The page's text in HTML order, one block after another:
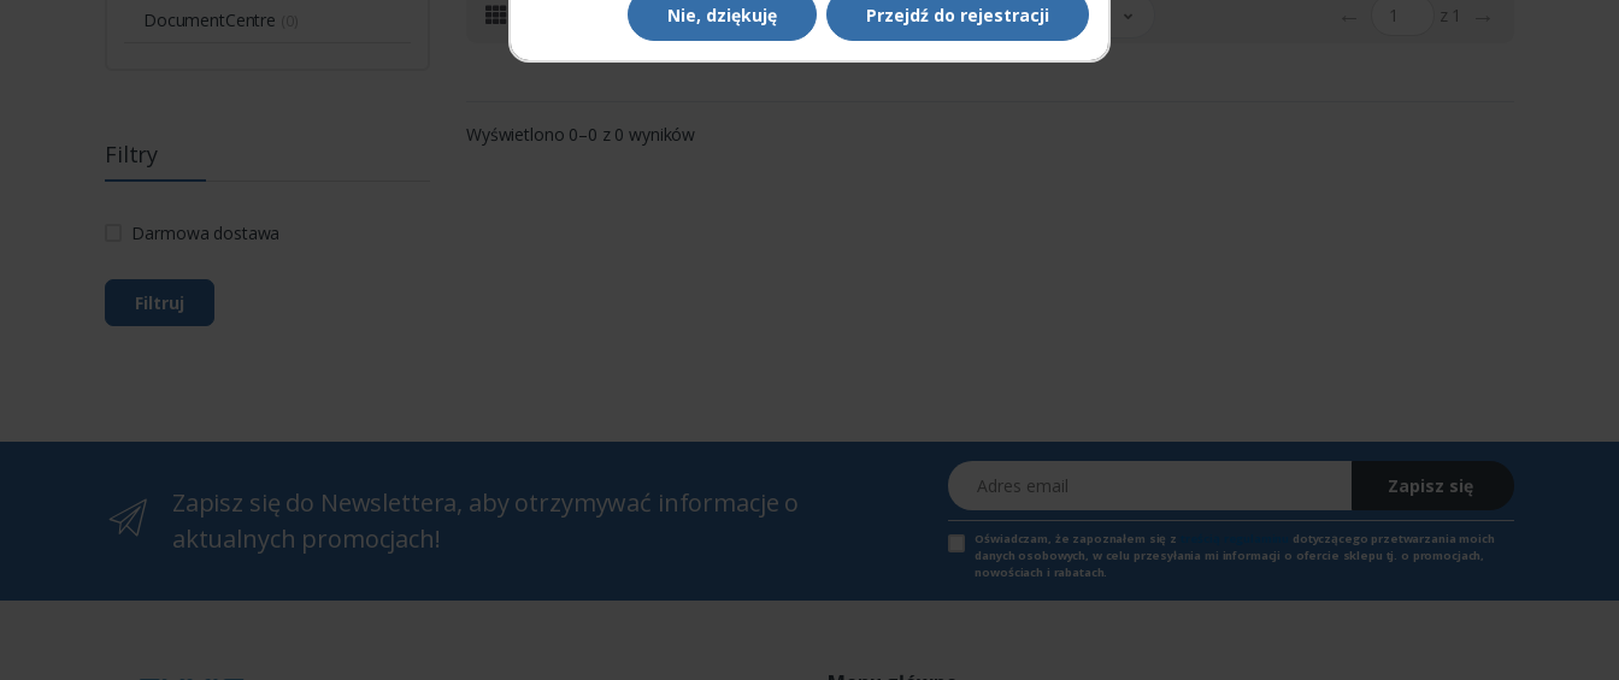
Nie, dziękuję Przejdź do rejestracji
DocumentCentre
Filtry
Darmowa dostawa
Filtruj
Sortowanie domyślne Pokaż 20 z 1
Wyświetlono 0–0 z 0 wyników
Zapisz się do Newslettera, aby otrzymywać informacje o
aktualnych promocjach!
Adres email
Zapisz się
Oświadczam, że zapoznałem się z
dotyczącego przetwarzania moich
danych osobowych, w celu przesyłania mi informacji o ofercie sklepu tj. o promocjach,
nowościach i rabatach.